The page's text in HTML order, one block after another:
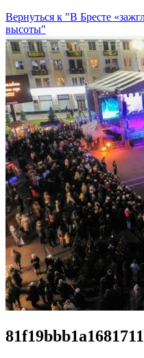
Вернуться к "В Бресте
высоты"